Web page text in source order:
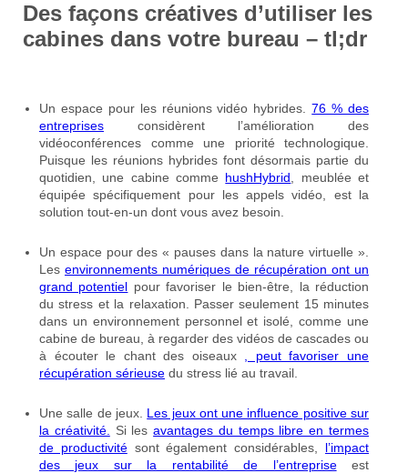
Des façons créatives d’utiliser les
cabines dans votre bureau – tl;dr
Un espace pour les réunions vidéo hybrides.76 % des
entreprises considèrent l’amélioration des
vidéoconférences comme une priorité technologique.
Puisque les réunions hybrides font désormais partie du
quotidien, une cabine comme hushHybrid , meublée et
équipée spécifiquement pour les appels vidéo, est la
solution tout-en-un dont vous avez besoin.
Un espace pour des « pauses dans la nature virtuelle ».
Les environnements numériques de récupération ont un
grand potentiel pour favoriser le bien-être, la réduction
du stress et la relaxation. Passer seulement 15 minutes
dans un environnement personnel et isolé, comme une
cabine de bureau, à regarder des vidéos de cascades ou
à écouter le chant des oiseaux
, peut favoriser une
récupération sérieuse du stress lié au travail.
Une salle de jeux. Les jeux ont une influence positive sur
la créativité.
Si lesavantages du temps libre en termes
de productivitésont également considérables, l’impact
des jeux sur la rentabilité de l’entrepriseest